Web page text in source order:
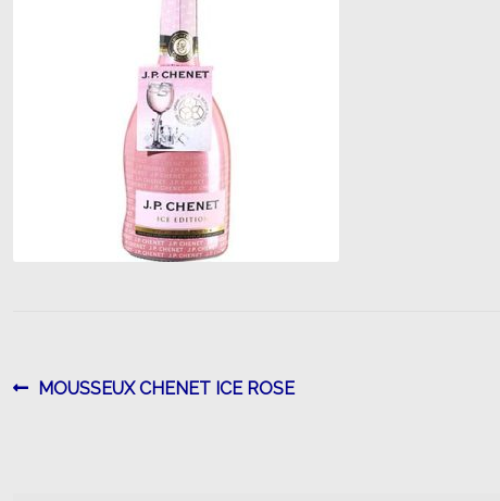
Navigation
Article
MOUSSEUX CHENET ICE ROSE